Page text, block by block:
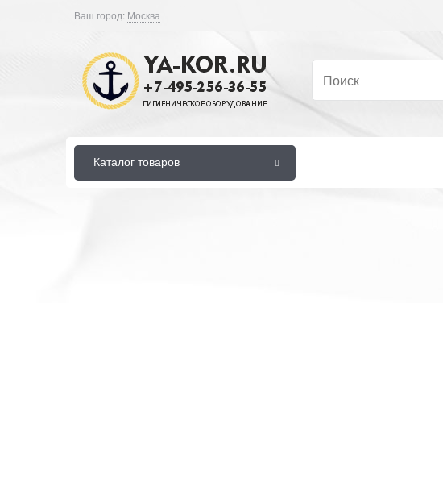
Ваш город: Москва
Каталог товаров